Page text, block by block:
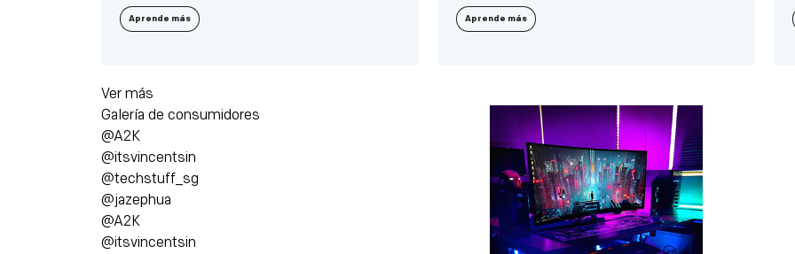
Aprende más
cuenta de Google, puede comenzar a utilizar la función de voz de
campo lejano diciendo la palabra clave: "Ok Google" o "Hey Google".
Aprende más
Ver más
Galería de consumidores
@A2K
@itsvincentsin
@techstuff_sg
@jazephua
@A2K
@itsvincentsin